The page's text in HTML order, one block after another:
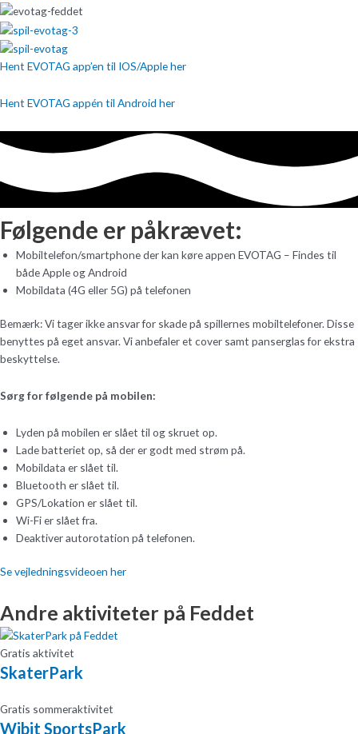
Hent EVOTAG app’en til IOS/Apple her
Hent EVOTAG appén til Android her
Følgende er påkrævet:
Mobiltelefon/smartphone der kan køre appen EVOTAG – Findes til
både Apple og Android
Mobildata (4G eller 5G) på telefonen
Bemærk: Vi tager ikke ansvar for skade på spillernes mobiltelefoner. Disse
benyttes på eget ansvar. Vi anbefaler et cover samt panserglas for ekstra
beskyttelse.
Sørg for følgende på mobilen:
Lyden på mobilen er slået til og skruet op.
Lade batteriet op, så der er godt med strøm på.
Mobildata er slået til.
Bluetooth er slået til.
GPS/Lokation er slået til.
Wi-Fi er slået fra.
Deaktiver autorotation på telefonen.
Se vejledningsvideoen her
Andre aktiviteter på Feddet
Gratis aktivitet
SkaterPark
Gratis sommeraktivitet
Wibit SportsPark